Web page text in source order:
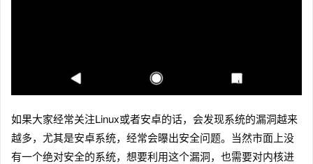
如果大家经常关注Linux或者安卓的话，会发现系统的漏洞越来
越多，尤其是安卓系统，经常会曝出安全问题。当然市面上没
有一个绝对安全的系统，想要利用这个漏洞，也需要对内核进